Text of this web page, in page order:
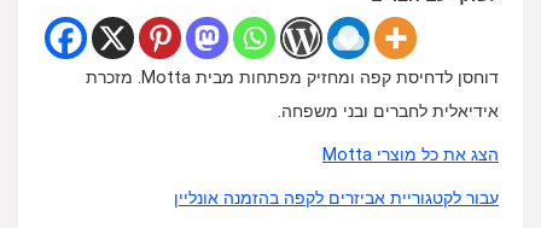
דוחסן לדחיסת קפה ומחזיק מפתחות מבית Motta. מזכרת
אידיאלית לחברים ובני משפחה.
הצג את כל מוצרי Motta
עבור לקטגוריית אביזרים לקפה בהזמנה אונליין